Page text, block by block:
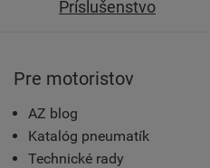
Príslušenstvo
Pre motoristov
AZ blog
Katalóg pneumatík
Technické rady